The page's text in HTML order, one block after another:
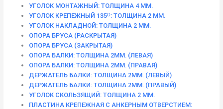
УГОЛОК МОНТАЖНЫЙ: ТОЛЩИНА 4 ММ.
УГОЛОК КРЕПЕЖНЫЙ 135ᴼ: ТОЛЩИНА 2 ММ.
УГОЛОК НАКЛАДНОЙ: ТОЛЩИНА 2 ММ.
ОПОРА БРУСА (РАСКРЫТАЯ)
ОПОРА БРУСА (ЗАКРЫТАЯ)
ОПОРА БАЛКИ: ТОЛЩИНА 2ММ. (ЛЕВАЯ)
ОПОРА БАЛКИ: ТОЛЩИНА 2ММ. (ПРАВАЯ)
ДЕРЖАТЕЛЬ БАЛКИ: ТОЛЩИНА 2ММ. (ЛЕВЫЙ)
ДЕРЖАТЕЛЬ БАЛКИ: ТОЛЩИНА 2ММ. (ПРАВЫЙ)
УГОЛОК СКОЛЬЗЯЩИЙ: ТОЛЩИНА 2 ММ.
ПЛАСТИНА КРЕПЕЖНАЯ С АНКЕРНЫМ ОТВЕРСТИЕМ: